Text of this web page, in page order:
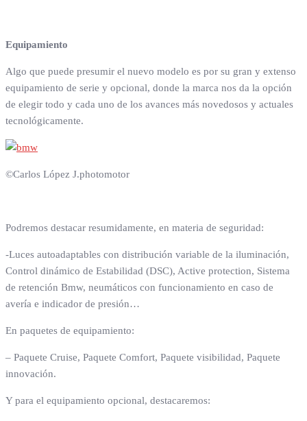
Equipamiento
Algo que puede presumir el nuevo modelo es por su gran y extenso
equipamiento de serie y opcional, donde la marca nos da la opción
de elegir todo y cada uno de los avances más novedosos y actuales
tecnológicamente.
©Carlos López J.photomotor
Podremos destacar resumidamente, en materia de seguridad:
-Luces autoadaptables con distribución variable de la iluminación,
Control dinámico de Estabilidad (DSC), Active protection, Sistema
de retención Bmw, neumáticos con funcionamiento en caso de
avería e indicador de presión…
En paquetes de equipamiento:
– Paquete Cruise, Paquete Comfort, Paquete visibilidad, Paquete
innovación.
Y para el equipamiento opcional, destacaremos: